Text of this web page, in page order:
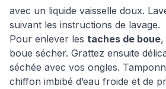
avec un liquide vaisselle doux.
suivant les instructions de lavage.
Pour enlever les taches de boue,
boue sécher. Grattez ensuite
séchée avec vos ongles.
chiffon imbibé d’eau froide et de